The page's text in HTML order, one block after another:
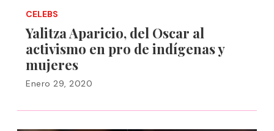
CELEBS
Yalitza Aparicio, del Oscar al
activismo en pro de indígenas y
mujeres
Enero 29, 2020